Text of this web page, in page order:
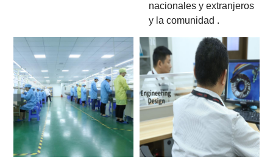
nacionales y extranjeros
y la comunidad .